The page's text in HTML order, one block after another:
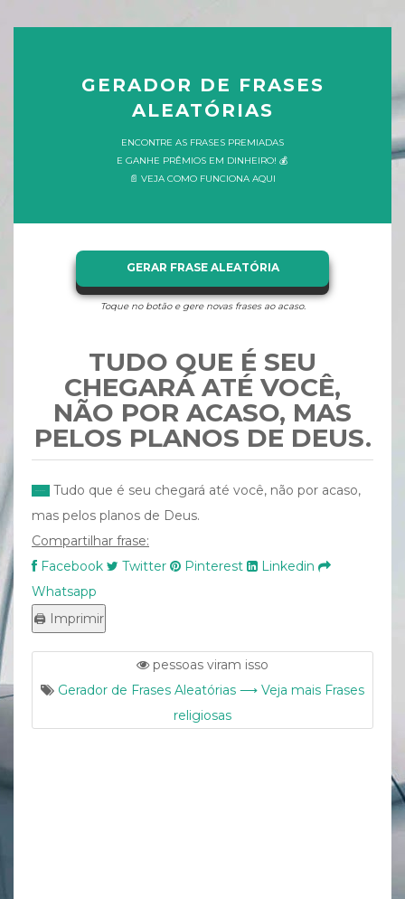
GERADOR DE FRASES
ALEATÓRIAS
ENCONTRE AS FRASES PREMIADAS
E GANHE PRÊMIOS EM DINHEIRO! 💰
📄 VEJA COMO FUNCIONA AQUI
GERAR FRASE ALEATÓRIA
Toque no botão e gere novas frases ao acaso.
TUDO QUE É SEU
CHEGARÁ ATÉ VOCÊ,
NÃO POR ACASO, MAS
PELOS PLANOS DE DEUS.
Tudo que é seu chegará até você, não por acaso,
mas pelos planos de Deus.
Compartilhar frase:
Facebook
Twitter Pinterest
Linkedin
Whatsapp
pessoas viram isso
Gerador de Frases Aleatórias ⟶ Veja mais Frases
religiosas